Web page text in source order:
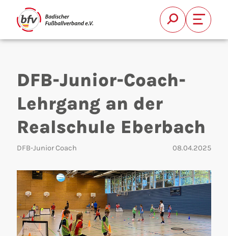
SucheFont
DFB-Junior-Coach-
Lehrgang an der
Realschule Eberbach
DFB-Junior Coach 08.04.2025
Suchen